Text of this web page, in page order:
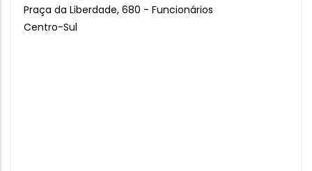
Praça da Liberdade, 680 - Funcionários
Centro-Sul